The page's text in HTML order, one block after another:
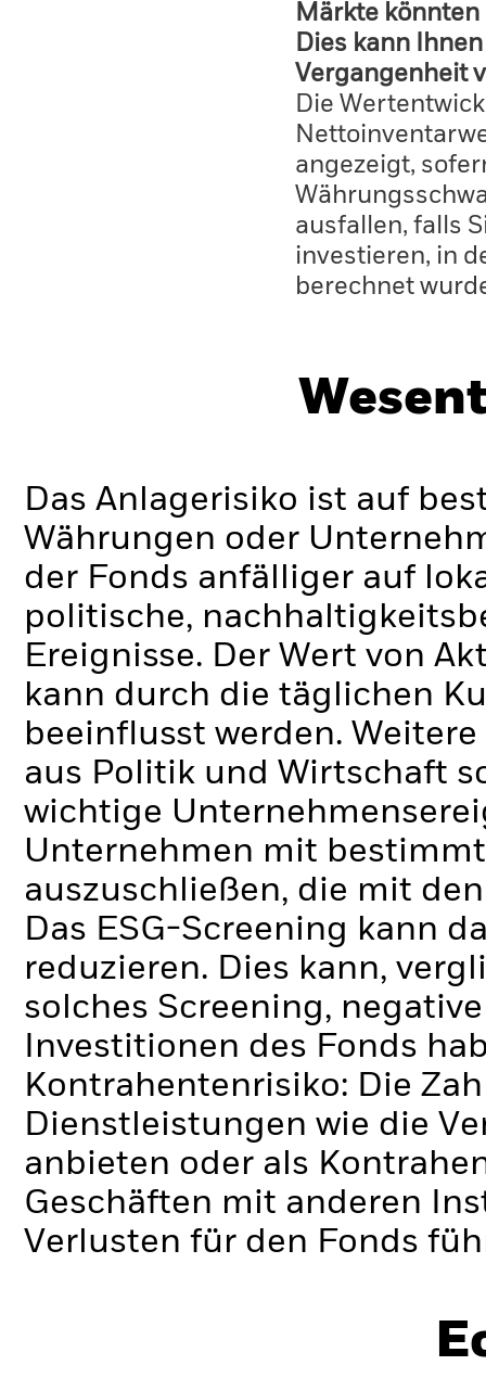
Märkte
Dies kann
Vergangenheit
Die
angezeigt,
ausfallen, falls
investieren, in
berechnet
Das Anlagerisiko ist auf
Währungen oder
der Fonds anfälliger auf
politische,
Ereignisse. Der Wert von
kann durch die täglichen
beeinflusst werden.
aus Politik und Wirtschaft
wichtige
Unternehmen mit
auszuschließen, die mit
Das ESG-Screening kann
reduzieren. Dies kann,
solches Screening,
Investitionen des Fonds
Kontrahentenrisiko: Die
Dienstleistungen wie die
anbieten oder als
Geschäften mit anderen
Verlusten für den Fonds